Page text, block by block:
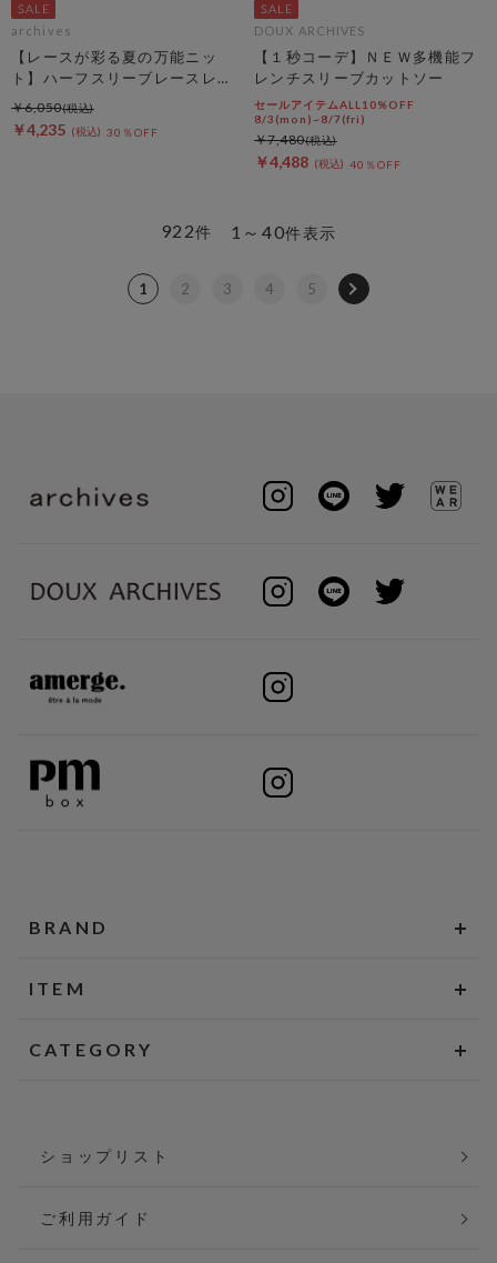
archives
【レースが彩る夏の万能ニッ
ト】ハーフスリーブレースレイ
ヤードニットカーディガン
￥4,235 30％OFF
￥6,050
DOUX ARCHIVES
【１秒コーデ】ＮＥＷ多機能フ
レンチスリーブカットソー
セールアイテムALL10%OFF
8/3(mon)~8/7(fri)
￥4,488 40％OFF
￥7,480
1～40件表示
922件
1 2 3 4 5
BRAND
ITEM
CATEGORY
ショップリスト
ご利用ガイド